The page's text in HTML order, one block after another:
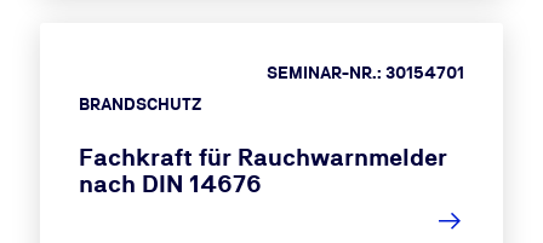
BRANDSCHUTZ
SEMINAR-NR.: 30154701
Fachkraft für Rauchwarnmelder
nach DIN 14676